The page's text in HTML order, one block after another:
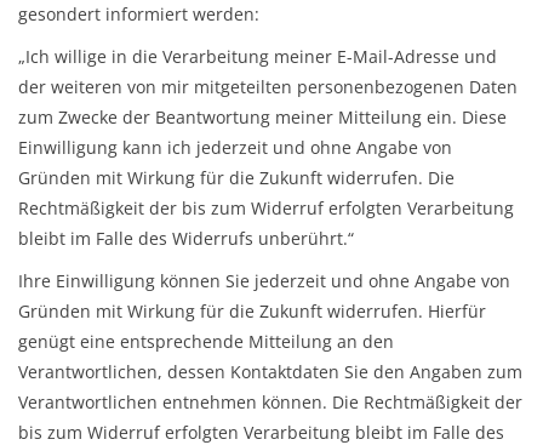
gesondert informiert werden:
„Ich willige in die Verarbeitung meiner E-Mail-Adresse und
der weiteren von mir mitgeteilten personenbezogenen Daten
zum Zwecke der Beantwortung meiner Mitteilung ein. Diese
Einwilligung kann ich jederzeit und ohne Angabe von
Gründen mit Wirkung für die Zukunft widerrufen. Die
Rechtmäßigkeit der bis zum Widerruf erfolgten Verarbeitung
bleibt im Falle des Widerrufs unberührt.“
Ihre Einwilligung können Sie jederzeit und ohne Angabe von
Gründen mit Wirkung für die Zukunft widerrufen. Hierfür
genügt eine entsprechende Mitteilung an den
Verantwortlichen, dessen Kontaktdaten Sie den Angaben zum
Verantwortlichen entnehmen können. Die Rechtmäßigkeit der
bis zum Widerruf erfolgten Verarbeitung bleibt im Falle des